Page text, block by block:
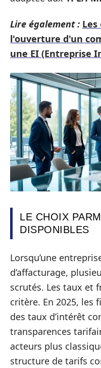
Lire également :
l'ouverture d'un
une EI (Entreprise
LE CHOIX
DISPONIBLES
Lorsqu’une
d’affacturage,
scrutés. Les taux et
critère. En 2025, les
des taux d’intérêt
transparences
acteurs plus
structure de tarifs